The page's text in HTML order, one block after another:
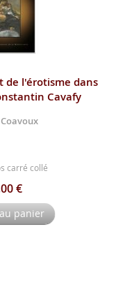
de l'érotisme dans
Cavafy
carré collé
€
panier